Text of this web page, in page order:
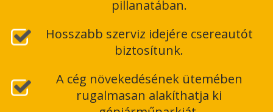
pillanatában.
Hosszabb szerviz idejére csereautót
biztosítunk.
A cég növekedésének ütemében
rugalmasan alakíthatja ki